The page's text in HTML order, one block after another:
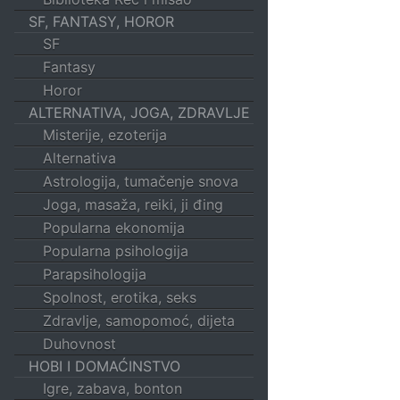
SF, FANTASY, HOROR
SF
Fantasy
Horor
ALTERNATIVA, JOGA, ZDRAVLJE
Misterije, ezoterija
Alternativa
Astrologija, tumačenje snova
Joga, masaža, reiki, ji đing
Popularna ekonomija
Popularna psihologija
Parapsihologija
Spolnost, erotika, seks
Zdravlje, samopomoć, dijeta
Duhovnost
HOBI I DOMAĆINSTVO
Igre, zabava, bonton